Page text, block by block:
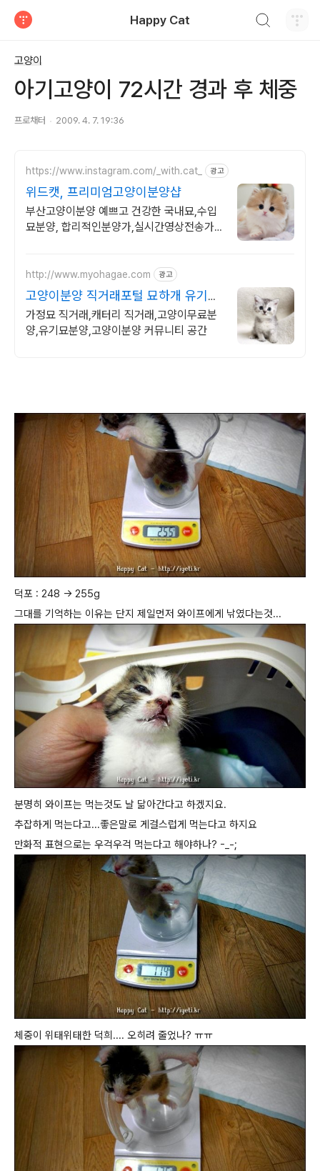
Happy Cat
고양이
아기고양이 72시간 경과 후 체중
프로채터 2009. 4. 7. 19:36
https://www.instagram.com/_with.cat_ 광고
위드캣, 프리미엄고양이분양샵
부산고양이분양 예쁘고 건강한 국내묘,수입
묘분양, 합리적인분양가,실시간영상전송가
http://www.myohagae.com 광고
고양이분양 직거래포털 묘하개 유기동
물 방지 캠페인
가정묘 직거래,캐터리 직거래,고양이무료분
양,유기묘분양,고양이분양 커뮤니티 공간
덕포 : 248 -> 255g
그대를 기억하는 이유는 단지 제일먼저 와이프에게 낚였다는것...
분명히 와이프는 먹는것도 날 닮아간다고 하겠지요.
추잡하게 먹는다고...좋은말로 게걸스럽게 먹는다고 하지요
만화적 표현으로는 우걱우걱 먹는다고 해야하나? -_-;
체중이 위태위태한 덕희.... 오히려 줄었나? ㅠㅠ